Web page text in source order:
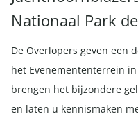
Nationaal Park
De Overlopers geven een
het Evenemententerrein
brengen het bijzondere
en laten u kennismaken